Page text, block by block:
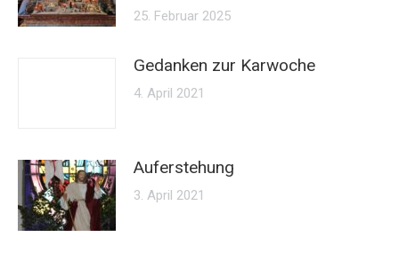
25. Februar 2025
Gedanken zur Karwoche
4. April 2021
Auferstehung
3. April 2021